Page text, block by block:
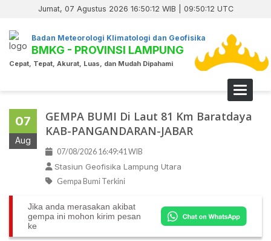
Jumat, 07 Agustus 2026 16:50:12 WIB | 09:50:12 UTC
Badan Meteorologi Klimatologi dan Geofisika
BMKG - PROVINSI LAMPUNG
Cepat, Tepat, Akurat, Luas, dan Mudah Dipahami
Toggle
07
Aug
GEMPA BUMI Di Laut 81 Km Baratdaya
KAB-PANGANDARAN-JABAR
07/08/2026 16:49:41 WIB
Stasiun Geofisika Lampung Utara
Gempa Bumi Terkini
Jika anda merasakan akibat
gempa ini mohon kirim pesan
ke